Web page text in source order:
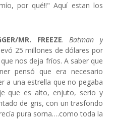
por qué!!" Aquí estan los
MR. FREEZE.Batman y
25 millones de dólares por
nos deja fríos. A saber que
pensó que era necesario
a una estrella que no pegaba
que es alto, enjuto, serio y
de gris, con un trasfondo
pura sorna….como toda la